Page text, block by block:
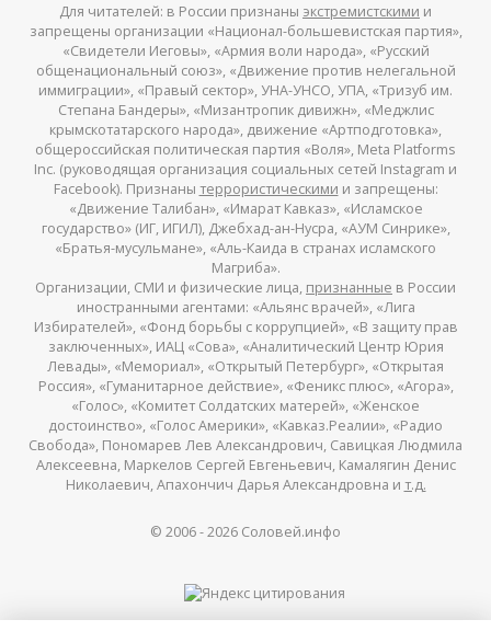
Для читателей: в России признаны экстремистскими и
запрещены организации «Национал-большевистская партия»,
«Свидетели Иеговы», «Армия воли народа», «Русский
общенациональный союз», «Движение против нелегальной
иммиграции», «Правый сектор», УНА-УНСО, УПА, «Тризуб им.
Степана Бандеры», «Мизантропик дивижн», «Меджлис
крымскотатарского народа», движение «Артподготовка»,
общероссийская политическая партия «Воля», Meta Platforms
Inc. (руководящая организация социальных сетей Instagram и
Facebook). Признаны террористическими и запрещены:
«Движение Талибан», «Имарат Кавказ», «Исламское
государство» (ИГ, ИГИЛ), Джебхад-ан-Нусра, «АУМ Синрике»,
«Братья-мусульмане», «Аль-Каида в странах исламского
Магриба».
Организации, СМИ и физические лица, признанные в России
иностранными агентами: «Альянс врачей», «Лига
Избирателей», «Фонд борьбы с коррупцией», «В защиту прав
заключенных», ИАЦ «Сова», «Аналитический Центр Юрия
Левады», «Мемориал», «Открытый Петербург», «Открытая
Россия», «Гуманитарное действие», «Феникс плюс», «Агора»,
«Голос», «Комитет Солдатских матерей», «Женское
достоинство», «Голос Америки», «Кавказ.Реалии», «Радио
Свобода», Пономарев Лев Александрович, Савицкая Людмила
Алексеевна, Маркелов Сергей Евгеньевич, Камалягин Денис
Николаевич, Апахончич Дарья Александровна и т.д.
© 2006 -2026 Соловей.инфо